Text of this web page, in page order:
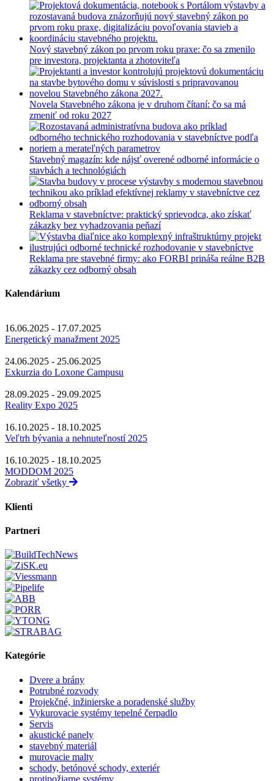
review
desired
page.
explore
gestures.
Nový stavebný zákon po prvom roku praxe: čo sa zmenilo
pre investora, projektanta a zhotoviteľa
Novela Stavebného zákona je v druhom čítaní: čo sa má
zmeniť od roku 2027
Stavebný magazín: kde nájsť overené odborné informácie o
stavbách a technológiách
Reklama v stavebníctve: praktický sprievodca, ako získať
zákazky bez vyhadzovania peňazí
Reklama pre stavebné firmy: ako FORBI prináša reálne B2B
zákazky cez odborný obsah
Kalendárium
16.06.2025 - 17.07.2025
Energetický manažment 2025
24.06.2025 - 25.06.2025
Exkurzia do Loxone Campusu
28.09.2025 - 29.09.2025
Reality Expo 2025
16.10.2025 - 18.10.2025
Veľtrh bývania a nehnuteľností 2025
16.10.2025 - 18.10.2025
MODDOM 2025
Zobraziť všetky
Klienti
Partneri
Kategórie
Dvere a brány
Potrubné rozvody
Projekčné, inžinierske a poradenské služby
Vykurovacie systémy tepelné čerpadlo
Servis
akustické panely
stavebný materiál
murovacie malty
schody, betónové schody, exteriér
protipožiarne systémy